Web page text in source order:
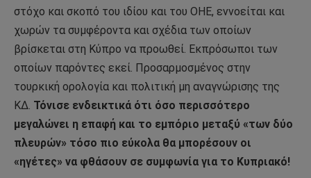
στόχο και σκοπό του ιδίου και του ΟΗΕ, εννοείται και
χωρών τα συμφέροντα και σχέδια των οποίων
βρίσκεται στη Κύπρο να προωθεί. Εκπρόσωποι των
οποίων παρόντες εκεί. Προσαρμοσμένος στην
τουρκική ορολογία και πολιτική μη αναγνώρισης της
ΚΔ. Τόνισε ενδεικτικά ότι όσο περισσότερο
μεγαλώνει η επαφή και το εμπόριο μεταξύ «των δύο
πλευρών» τόσο πιο εύκολα θα μπορέσουν οι
«ηγέτες» να φθάσουν σε συμφωνία για το Κυπριακό!